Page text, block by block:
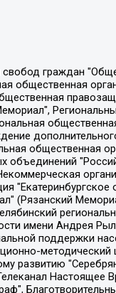
Гельман Марат Александрович, Никульшина Вероника Юрьевна, Толоконникова Надежда Андреевна, Шендерович Виктор Анатольевич, Общество с ограниченной ответственностью "Данное сообщение", Общество с ограниченной ответственностью Издательский дом "Новая глава", Айнбиндер Александра Александровна, Московский комьюнити-центр для ЛГБТ+инициатив, Благотворительный фонд развития филантропии, Deutsche Welle (Германия, Kurt-Schumacher-Strasse 3, 53113 Bonn), Борзунова Мария Михайловна, Воробьев Виктор Викторович, Голубева Анна Львовна, Константинова Алла Михайловна, Малкова Ирина Владимировна, Мурадов Мурад Абдулгалимович, Осетинская Елизавета Николаевна, Понасенков Евгений Николаевич, Ганапольский Матвей Юрьевич, Киселев Евгений Алексеевич, Борухович Ирина Григорьевна, Дремин Иван Тимофеевич, Дубровский Дмитрий Викторович, Красноярская региональная общественная организация поддержки и развития альтернативных образовательных технологий и межкультурных коммуникаций "ИНТЕРРА", Маяковская Екатерина Алексеевна, Фейгин Марк Захарович, Филимонов Андрей Викторович, Дзугкоева Регина Николаевна, Доброхотов Роман Александрович, Дудь Юрий Александрович, Елкин Сергей Владимирович, Кругликов Кирилл Игоревич, Сабунаева Мария Леонидовна, Семенов